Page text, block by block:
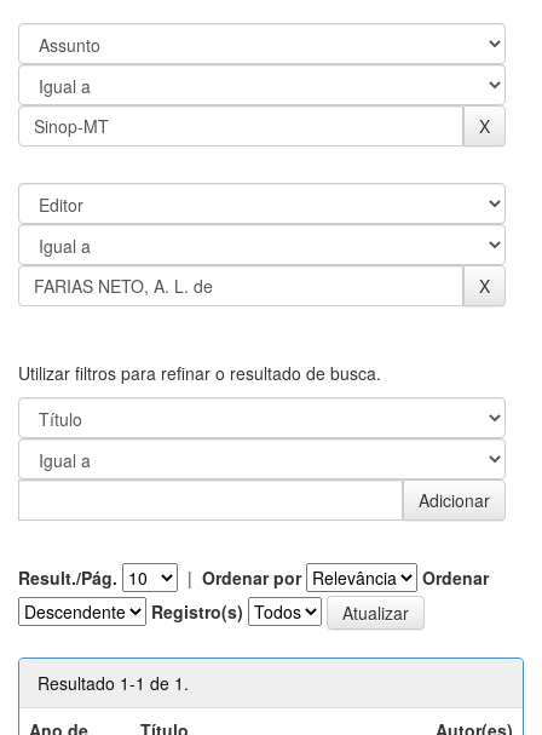
Utilizar filtros para refinar o resultado de busca.
Result./Pág. | Ordenar por
Ordenar
Registro(s)
Resultado 1-1 de 1.
Ano de
Título Autor(es)